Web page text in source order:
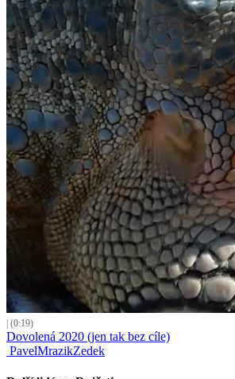
| (0:19)
Dovolená 2020 (jen tak bez cíle)
PavelMrazikZedek